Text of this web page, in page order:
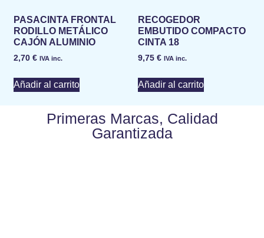
PASACINTA FRONTAL
RODILLO METÁLICO
CAJÓN ALUMINIO
2,70€ IVA inc.
Añadir al carrito
RECOGEDOR
EMBUTIDO COMPACTO
CINTA 18
9,75 € IVA inc.
Añadir al carrito
Primeras Marcas, Calidad
Garantizada